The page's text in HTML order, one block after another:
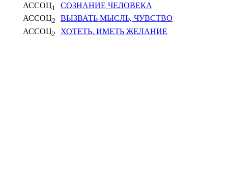
АССОЦ1
СОЗНАНИЕ ЧЕЛОВЕКА
АССОЦ2
ВЫЗВАТЬ МЫСЛЬ, ЧУВСТВО
АССОЦ2 ХОТЕТЬ, ИМЕТЬ ЖЕЛАНИЕ